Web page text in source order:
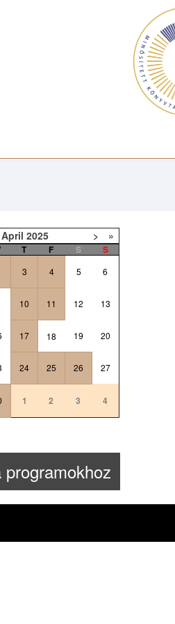
April 2025 > »
T F S
S
3 4 5 6
10 11 12 13
17 18 19 20
24 25 26 27
1 2 3 4
programokhoz